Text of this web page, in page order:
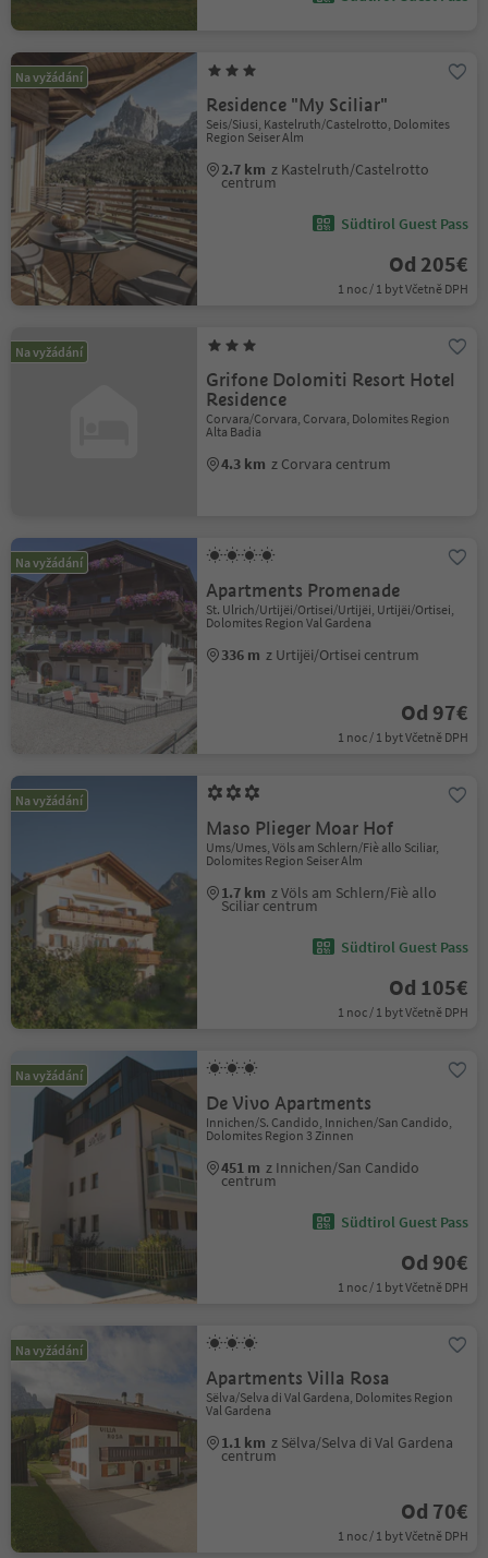
Na vyžádání
Residence "My Sciliar"
Seis/Siusi, Kastelruth/Castelrotto, Dolomites
Region Seiser Alm
2.7 km z Kastelruth/Castelrotto
centrum
Südtirol Guest Pass
Od 205€
1 noc / 1 byt Včetně DPH
Na vyžádání
Grifone Dolomiti Resort Hotel
Residence
Corvara/Corvara, Corvara, Dolomites Region
Alta Badia
4.3 km z Corvara centrum
Na vyžádání
Apartments Promenade
St. Ulrich/Urtijëi/Ortisei/Urtijëi, Urtijëi/Ortisei,
Dolomites Region Val Gardena
336 m z Urtijëi/Ortisei centrum
Od 97€
1 noc / 1 byt Včetně DPH
Na vyžádání
Maso Plieger Moar Hof
Ums/Umes, Völs am Schlern/Fiè allo Sciliar,
Dolomites Region Seiser Alm
1.7 km z Völs am Schlern/Fiè allo
Sciliar centrum
Südtirol Guest Pass
Od 105€
1 noc / 1 byt Včetně DPH
Na vyžádání
De Vivo Apartments
Innichen/S. Candido, Innichen/San Candido,
Dolomites Region 3 Zinnen
451 m z Innichen/San Candido
centrum
Südtirol Guest Pass
Od 90€
1 noc / 1 byt Včetně DPH
Na vyžádání
Apartments Villa Rosa
Sëlva/Selva di Val Gardena, Dolomites Region
Val Gardena
1.1 km z Sëlva/Selva di Val Gardena
centrum
Od 70€
1 noc / 1 byt Včetně DPH